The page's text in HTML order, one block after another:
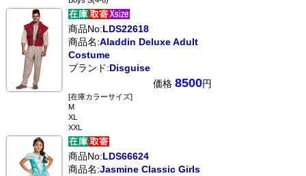
商品No:LDS22618
商品名:Aladdin Deluxe Adult
Costume
ブランド:Disguise
価格 8500円
[在庫カラーサイズ]
M
XL
XXL
商品No:LDS66624
商品名:Jasmine Classic Girls